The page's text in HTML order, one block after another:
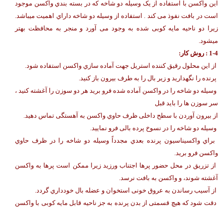
این واکسن با استفاده از یک وسیله دو شاخه که در بسته بندي واکسن موجود
است در بافت نفوذ می کند . استفاده از وسیله دو شاخه داراي اهمیت میباشد.
زیرا دو ناحیه مایه کوبی شده به وجود می آورد و منجر به محافظت بهتر
میشود.
1-4 : روش کار:
از این محلول رقیق کننده استریل جهت آماده سازي واکسن استفاده شود.
پرنده را نگهدارید و زیر بال را به طرف بیرون باز کنید.
وسیله دو شاخه را در واکسن آماده شده فرو برید هر دو سوزن را آغشته کنید ،
سر سوزن ها را باید قبل
از بیرون آوردن با سطح داخلی ظرف حاوي واکسن به آهستگی تماس دهید.
وسیله دو شاخه را در نسوخ پرده بالی فرو نمایید.
براي واکسیناسیون پرنده بعدي مجدداً وسیله دو شاخه را در ظرف حاوي
واکسن فرو برید.
از تزریق در محل حضور پرها اجتناب ورزید زیرا ممکن است پرها به واکسن
آغشته شوند، و واکسن به بافت نرسد.
از آسیب رساندن به عروق خونی استخوان و عضله بال خودداري گردد.
دقت شود که هیچ قسمتی از بدن پرنده به جز ناحیه قابل مایه کوبی با واکسن